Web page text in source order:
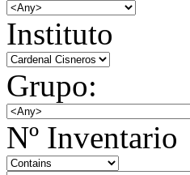
Instituto
Grupo:
Nº Inventario